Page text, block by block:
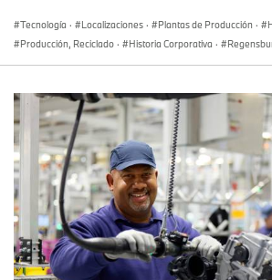
Tecnología · Localizaciones · Plantas de Producción ·
Producción, Reciclado · Historia Corporativa ·